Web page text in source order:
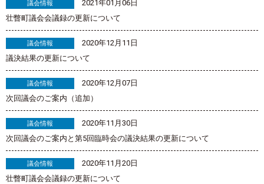
議会情報
2021年01月06日
壮瞥町議会会議録の更新について
議会情報
2020年12月11日
議決結果の更新について
議会情報
2020年12月07日
次回議会のご案内（追加）
議会情報
2020年11月30日
次回議会のご案内と第5回臨時会の議決結果の更新について
議会情報
2020年11月20日
壮瞥町議会会議録の更新について